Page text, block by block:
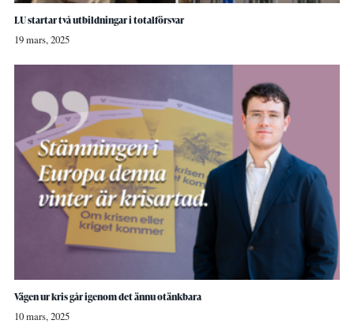
LU startar två utbildningar i totalförsvar
19 mars, 2025
Vägen ur kris går igenom det ännu otänkbara
10 mars, 2025